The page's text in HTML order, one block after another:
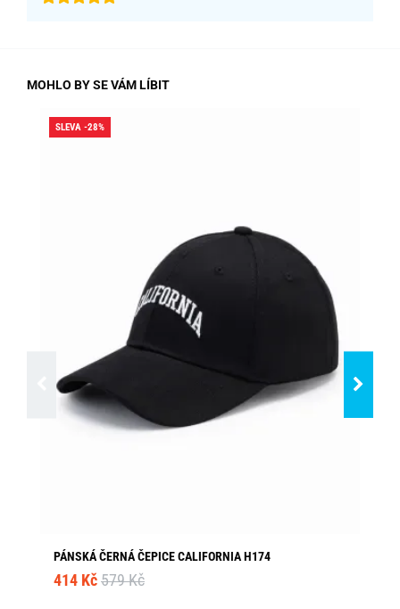
MOHLO BY SE VÁM LÍBIT
SLEVA -28%
PÁNSKÁ ČERNÁ ČEPICE CALIFORNIA H174
414 Kč 579 Kč